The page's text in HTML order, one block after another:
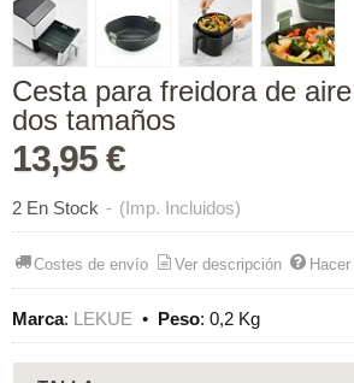
Cesta para freidora de
dos tamaños
13,95 €
2 En Stock - (Imp. Incluidos)
Costes de envío Ver descripción
Marca: LEKUE • Peso: 0,2 Kg